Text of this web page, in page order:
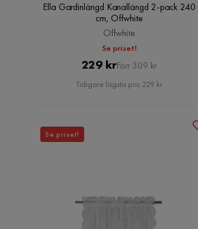
Ella Gardinlängd Kanallängd 2-pack 240
cm, Offwhite
Offwhite
Se priset!
Pris
229 krOriginal
Pris
Förr 309 kr
Tidigare lägsta pris 229 kr
Se priset!